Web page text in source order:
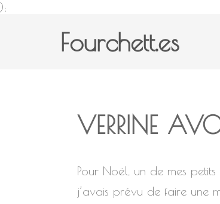
);
Fourchett.es
VERRINE
Pour Noël, un de mes
j’avais prévu de faire une